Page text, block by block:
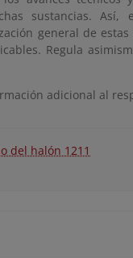
sustancias. Así,
general de
Regula
adicional al
del halón 1211